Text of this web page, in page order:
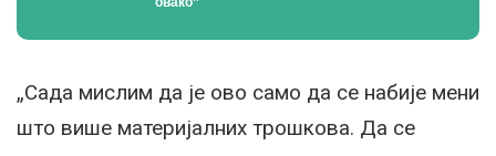
„Сада мислим да је ово само да се набије мени
што више материјалних трошкова. Да се